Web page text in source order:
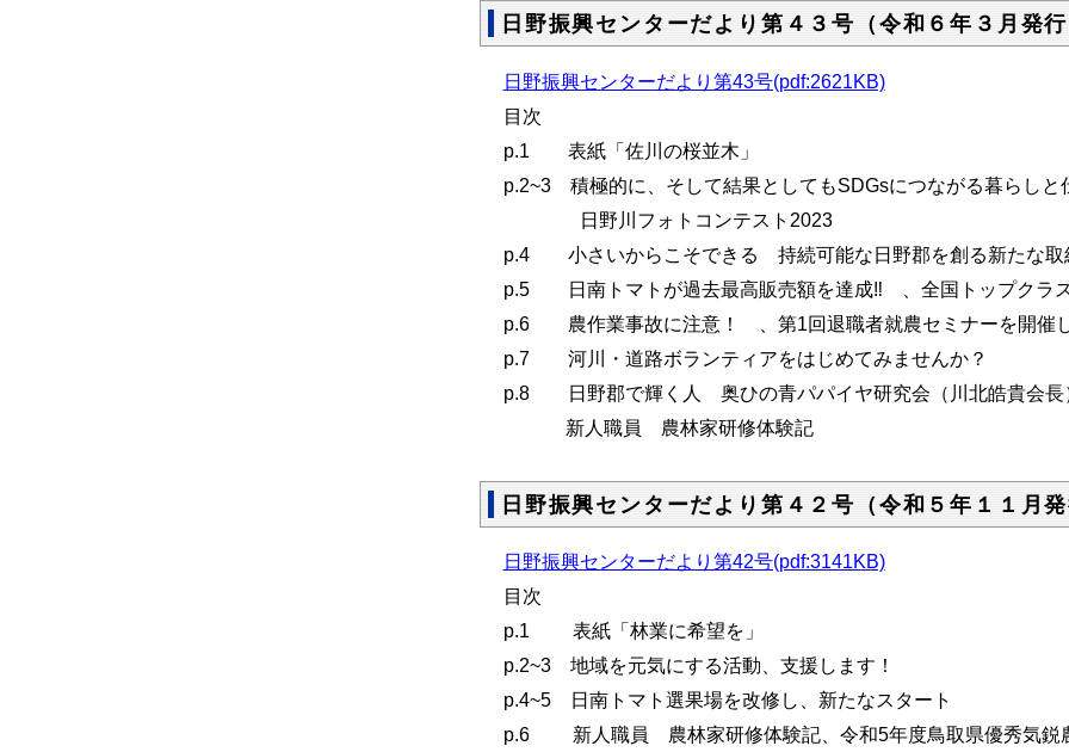
日野振興センターだより第４３号（令和６年３月発行
日野振興センターだより第43号(pdf:2621KB)
目次
p.1 表紙「佐川の桜並木」
p.2~3 積極的に、そして結果としてもSDGsにつながる暮らしと
日野川フォトコンテスト2023
p.4 小さいからこそできる 持続可能な日野郡を創る新たな取
p.5 日南トマトが過去最高販売額を達成‼ 、全国トップクラ
p.6 農作業事故に注意！ 、第1回退職者就農セミナーを開催
p.7 河川・道路ボランティアをはじめてみませんか？
p.8 日野郡で輝く人 奥ひの青パパイヤ研究会（川北皓貴会長
新人職員 農林家研修体験記
日野振興センターだより第４２号（令和５年１１月発
日野振興センターだより第42号(pdf:3141KB)
目次
p.1 表紙「林業に希望を」
p.2~3 地域を元気にする活動、支援します！
p.4~5 日南トマト選果場を改修し、新たなスタート
p.6 新人職員 農林家研修体験記、令和5年度鳥取県優秀気鋭